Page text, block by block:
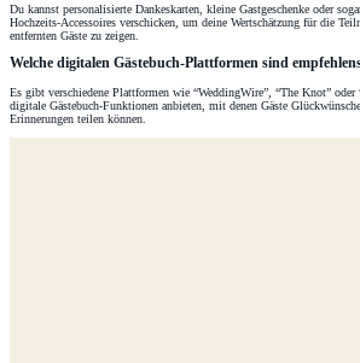
Du kannst personalisierte Dankeskarten, kleine Gastgeschenke oder
Hochzeits-Accessoires verschicken, um deine Wertschätzung für die
entfernten Gäste zu zeigen.
Welche digitalen Gästebuch-Plattformen sind
Es gibt verschiedene Plattformen wie “WeddingWire”, “The Knot” oder
digitale Gästebuch-Funktionen anbieten, mit denen Gäste
Erinnerungen teilen können.